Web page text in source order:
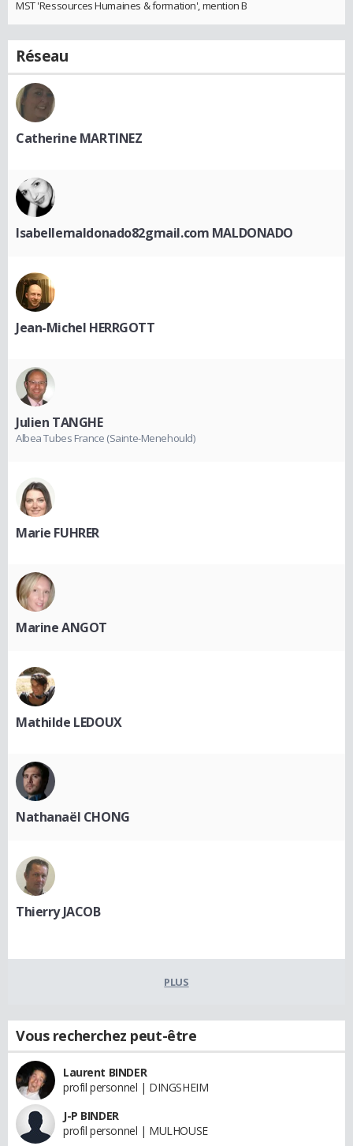
MST 'Ressources Humaines & formation', mention B
Réseau
Catherine MARTINEZ
Isabellemaldonado82gmail.com MALDONADO
Jean-Michel HERRGOTT
Julien TANGHE
Albea Tubes France (Sainte-Menehould)
Marie FUHRER
Marine ANGOT
Mathilde LEDOUX
Nathanaël CHONG
Thierry JACOB
PLUS
Vous recherchez peut-être
Laurent BINDER
profil personnel | DINGSHEIM
J-P BINDER
profil personnel | MULHOUSE